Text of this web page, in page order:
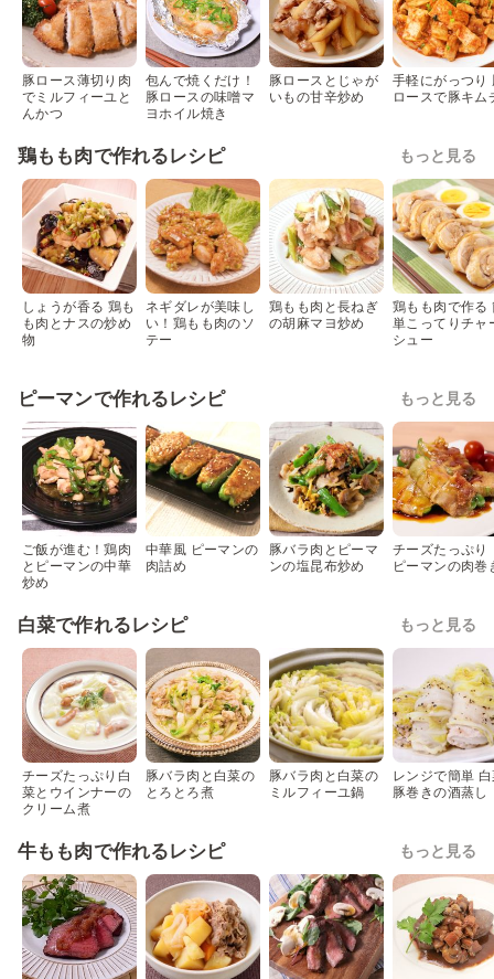
豚ロース薄切り肉
でミルフィーユと
んかつ
包んで焼くだけ！
豚ロースの味噌マ
ヨホイル焼き
豚ロースとじゃが
いもの甘辛炒め
手軽にがっつり
ロースで豚キム
鶏もも肉で作れるレシピ もっと見る
しょうが香る 鶏も
も肉とナスの炒め
物
ネギダレが美味し
い！鶏もも肉のソ
テー
鶏もも肉と長ねぎ
の胡麻マヨ炒め
鶏もも肉で作る
単こってりチャ
シュー
ピーマンで作れるレシピ もっと見る
ご飯が進む！鶏肉
とピーマンの中華
炒め
中華風 ピーマンの
肉詰め
豚バラ肉とピーマ
ンの塩昆布炒め
チーズたっぷり
ピーマンの肉巻
白菜で作れるレシピ もっと見る
チーズたっぷり白
菜とウインナーの
クリーム煮
豚バラ肉と白菜の
とろとろ煮
豚バラ肉と白菜の
ミルフィーユ鍋
レンジで簡単
豚巻きの酒蒸し
牛もも肉で作れるレシピ もっと見る